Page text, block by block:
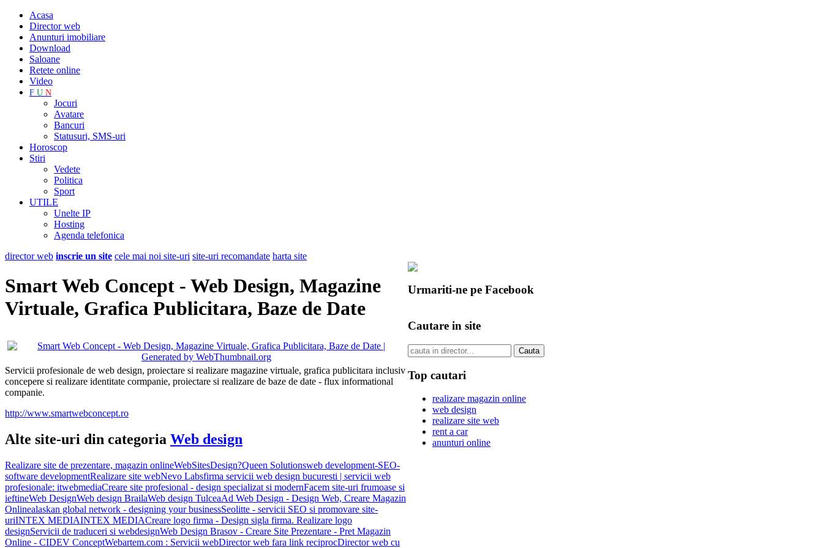
Acasa
Director web
Anunturi imobiliare
Download
Saloane
Retete online
Video
F U N
Jocuri
Avatare
Bancuri
Statusuri, SMS-uri
Horoscop
Stiri
Vedete
Politica
Sport
UTILE
Unelte IP
Hosting
Agenda telefonica
director web inscrie un site cele mai noi site-uri site-uri recomandate harta site
Smart Web Concept - Web Design, Magazine
Virtuale, Grafica Publicitara, Baze de Date
Servicii profesionale de web design, proiectare si realizare magazine virtuale, grafica publicitara inclusiv
concepere si realizare identitate cormpanie, proiectare si realizare de baze de date - flux informational
companie.
http://www.smartwebconcept.ro
Alte site-uri din categoria Web design
Realizare site de prezentare, magazin onlineWebSitesDesign?Queen Solutionsweb development-SEO-
software developmentRealizare site webNevo Labsfirma servicii web design bucuresti | servicii web
profesionale: itwebmediaCreare site profesional - design specializat si modernFacem site-uri frumoase si
ieftineWeb DesignWeb design BrailaWeb design TulceaAd Web Design - Design Web, Creare Magazin
Onlinealaskan global network - designing your businessSeolitte - servicii SEO si promovare site-
uriINTEX MEDIAINTEX MEDIACreare logo firma - Design sigla firma. Realizare logo
designServicii de traduceri si webdesignWeb Design Brasov - Creare Site Prezentare - Pret Magazin
Online - CIDEV ConceptWebartem.com : Servicii webDirector web fara link reciprocDirector web cu
Urmariti-ne pe Facebook
Cautare in site
Top cautari
realizare magazin online
web design
realizare site web
rent a car
anunturi online